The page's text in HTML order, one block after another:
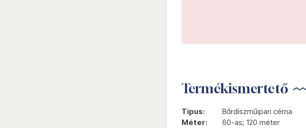
Termékismertető
Típus:
Bőrdíszműipari cérna
Méter:
60-as; 120 méter